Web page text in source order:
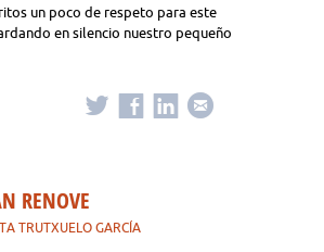
un poco de respeto para este
en silencio nuestro pequeño
RENOVE
TRUTXUELO GARCÍA